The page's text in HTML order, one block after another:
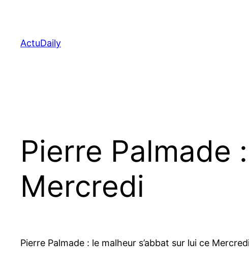
contenu
ActuDaily
Pierre Palmade
Mercredi
Pierre Palmade : le malheur s’abbat sur lui ce